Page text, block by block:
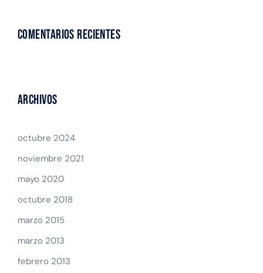
Comentarios recientes
Archivos
octubre 2024
noviembre 2021
mayo 2020
octubre 2018
marzo 2015
marzo 2013
febrero 2013